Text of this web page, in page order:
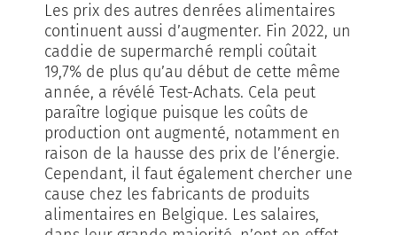
Les prix des autres denrées alimentaires
continuent aussi d’augmenter. Fin 2022, un
caddie de supermarché rempli coûtait
19,7% de plus qu’au début de cette même
année, a révélé Test-Achats. Cela peut
paraître logique puisque les coûts de
production ont augmenté, notamment en
raison de la hausse des prix de l’énergie.
Cependant, il faut également chercher une
cause chez les fabricants de produits
alimentaires en Belgique. Les salaires,